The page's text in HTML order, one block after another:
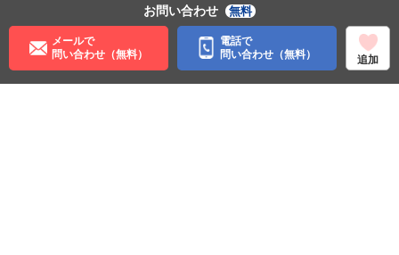
宮城県仙台市青葉区立町
ペット可
お問い合わせ 無料
メールで
問い合わせ（無料）
電話で
問い合わせ（無料）
追加